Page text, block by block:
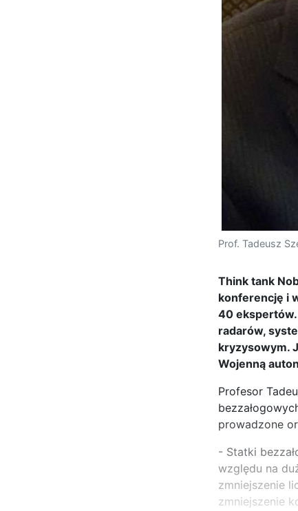
Prof. Tadeusz
Think tank
konferencję i
40 ekspertów.
radarów,
kryzysowym.
Wojenną
Profesor
prowadzone
- Statki
względu na
zmniejszenie
zmniejszenie